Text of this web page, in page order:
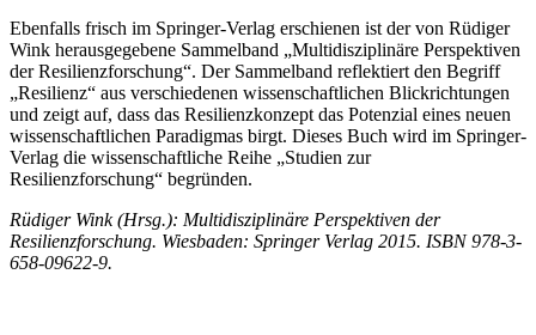
Ebenfalls frisch im Springer-Verlag erschienen ist der von Rüdiger
Wink herausgegebene Sammelband „Multidisziplinäre Perspektiven
der Resilienzforschung“. Der Sammelband reflektiert den Begriff
„Resilienz“ aus verschiedenen wissenschaftlichen Blickrichtungen
und zeigt auf, dass das Resilienzkonzept das Potenzial eines neuen
wissenschaftlichen Paradigmas birgt. Dieses Buch wird im Springer-
Verlag die wissenschaftliche Reihe „Studien zur
Resilienzforschung“ begründen.
Rüdiger Wink (Hrsg.): Multidisziplinäre Perspektiven der
Resilienzforschung. Wiesbaden: Springer Verlag 2015. ISBN 978-3-
658-09622-9.